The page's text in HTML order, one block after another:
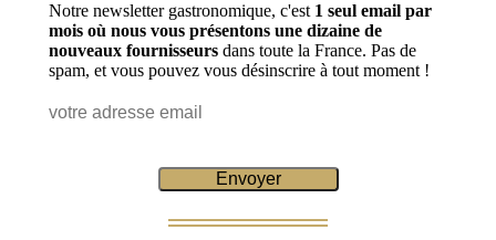
Notre newsletter gastronomique, c'est 1 seul email par
mois où nous vous présentons une dizaine de
nouveaux fournisseurs dans toute la France. Pas de
spam, et vous pouvez vous désinscrire à tout moment !